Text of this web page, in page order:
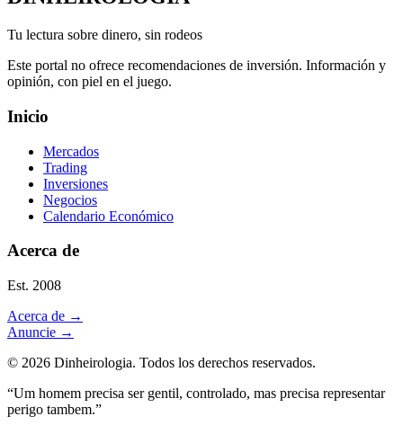
Tu lectura sobre dinero, sin rodeos
Este portal no ofrece recomendaciones de inversión. Información y
opinión, con piel en el juego.
Inicio
Mercados
Trading
Inversiones
Negocios
Calendario Económico
Acerca de
Est. 2008
Acerca de →
Anuncie →
© 2026 Dinheirologia. Todos los derechos reservados.
“Um homem precisa ser gentil, controlado, mas precisa representar
perigo tambem.”